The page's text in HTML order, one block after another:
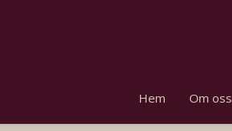
Hem Om oss